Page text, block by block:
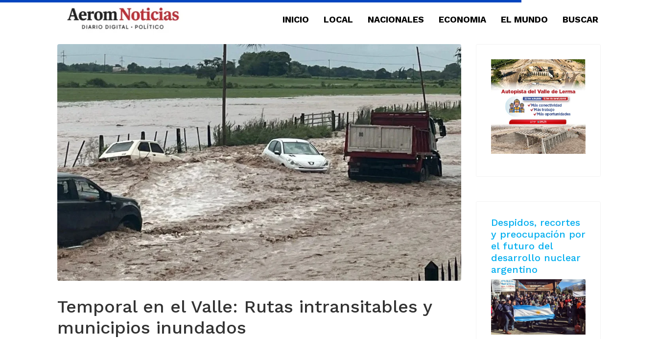
INICIO LOCAL NACIONALES ECONOMIA EL MUNDO BUSCAR
Temporal en el Valle: Rutas intransitables y
municipios inundados
Despidos, recortes
y preocupación por
el futuro del
desarrollo nuclear
argentino